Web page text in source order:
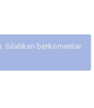
Silahkan berkomentar